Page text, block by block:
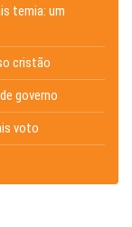
temia: um
cristão
governo
voto